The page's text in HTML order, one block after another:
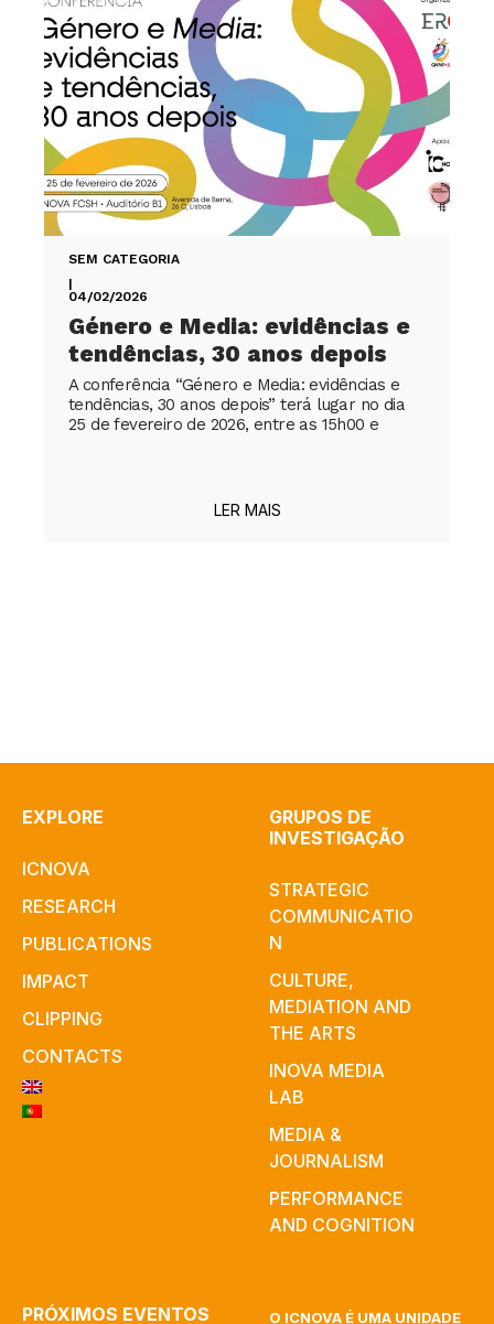
SEM CATEGORIA
|
04/02/2026
Género e Media: evidências e
tendências, 30 anos depois
A conferência “Género e Media: evidências e
tendências, 30 anos depois” terá lugar no dia
25 de fevereiro de 2026, entre as 15h00 e
LER MAIS
EXPLORE
ICNOVA
RESEARCH
PUBLICATIONS
IMPACT
CLIPPING
CONTACTS
GRUPOS DE
INVESTIGAÇÃO
STRATEGIC
COMMUNICATIO
N
CULTURE,
MEDIATION AND
THE ARTS
INOVA MEDIA
LAB
MEDIA &
JOURNALISM
PERFORMANCE
AND COGNITION
PRÓXIMOS EVENTOS
O ICNOVA É UMA UNIDADE